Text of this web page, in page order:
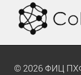
© 2026 ФИЦ